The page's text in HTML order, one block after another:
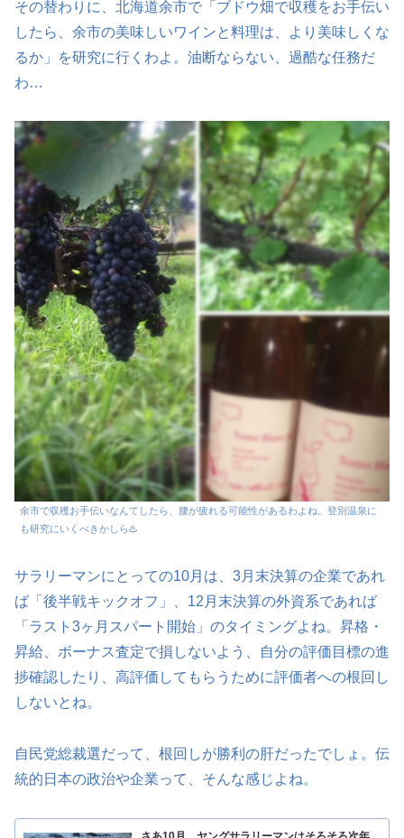
その替わりに、北海道余市で「ブドウ畑で収穫をお手伝い
したら、余市の美味しいワインと料理は、より美味しくな
るか」を研究に行くわよ。油断ならない、過酷な任務だ
わ…
余市で収穫お手伝いなんてしたら、腰が疲れる可能性があるわよね。登別温泉に
も研究にいくべきかしら♨️
サラリーマンにとっての10月は、3月末決算の企業であれ
ば「後半戦キックオフ」、12月末決算の外資系であれば
「ラスト3ヶ月スパート開始」のタイミングよね。昇格・
昇給、ボーナス査定で損しないよう、自分の評価目標の進
捗確認したり、高評価してもらうために評価者への根回し
しないとね。
自民党総裁選だって、根回しが勝利の肝だったでしょ。伝
統的日本の政治や企業って、そんな感じよね。